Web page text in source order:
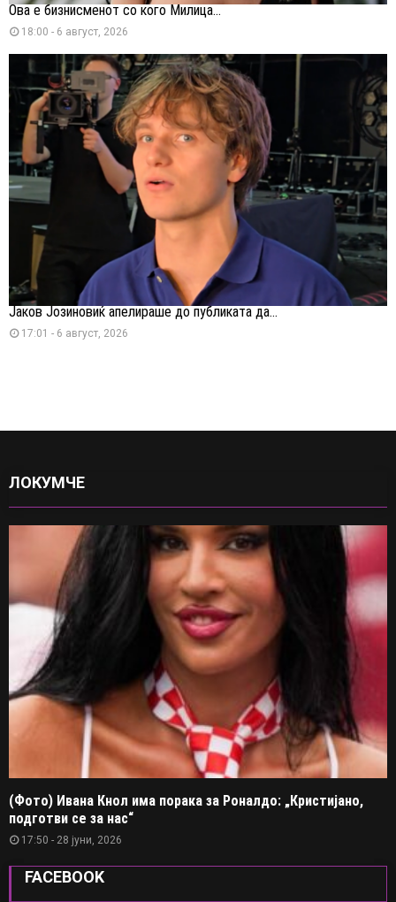
Ова е бизнисменот со кого Милица...
18:00 - 6 август, 2026
Јаков Јозиновиќ апелираше до публиката да...
17:01 - 6 август, 2026
ЛОКУМЧЕ
(Фото) Ивана Кнол има порака за Роналдо: „Кристијано,
подготви се за нас“
17:50 - 28 јуни, 2026
FACEBOOK